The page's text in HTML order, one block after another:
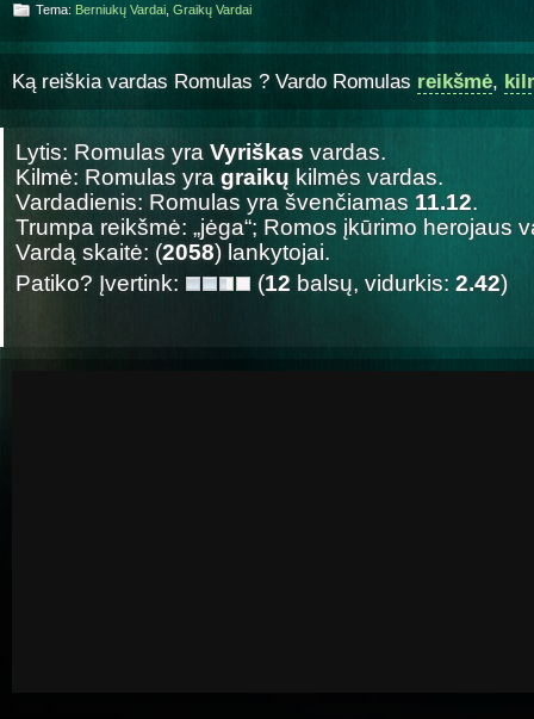
Tema: Berniukų Vardai Graikų Vardai
Ką reiškia vardas Romulas ? Vardo Romulas reikšmė,
Lytis: Romulas yra Vyriškas vardas.
Kilmė: Romulas yra graikų kilmės vardas.
Vardadienis: Romulas yra švenčiamas 11.12.
Trumpa reikšmė: „jėga“; Romos įkūrimo herojaus
Vardą skaitė: (2058) lankytojai.
Patiko? Įvertink:
(12 balsų, vidurkis: 2.42)